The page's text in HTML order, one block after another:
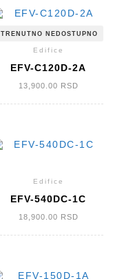
TRENUTNO NEDOSTUPNO
Edifice
EFV-C120D-2A
13,900.00 RSD
Edifice
EFV-540DC-1C
18,900.00 RSD